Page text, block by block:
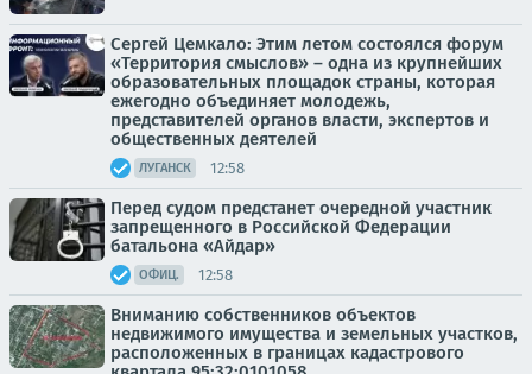
Сергей Цемкало: Этим летом состоялся форум
«Территория смыслов» – одна из крупнейших
образовательных площадок страны, которая
ежегодно объединяет молодежь,
представителей органов власти, экспертов и
общественных деятелей
ЛУГАНСК 12:58
Перед судом предстанет очередной участник
запрещенного в Российской Федерации
батальона «Айдар»
ОФИЦ. 12:58
Вниманию собственников объектов
недвижимого имущества и земельных участков,
расположенных в границах кадастрового